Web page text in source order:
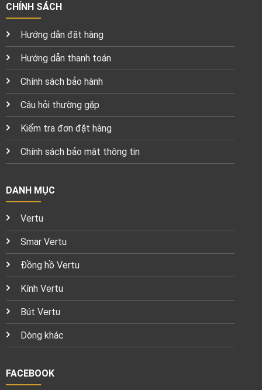
CHÍNH SÁCH
Hướng dẫn đặt hàng
Hướng dẫn thanh toán
Chính sách bảo hành
Câu hỏi thường gặp
Kiểm tra đơn đặt hàng
Chính sách bảo mật thông tin
DANH MỤC
Vertu
Smar Vertu
Đồng hồ Vertu
Kính Vertu
Bút Vertu
Dòng khác
FACEBOOK